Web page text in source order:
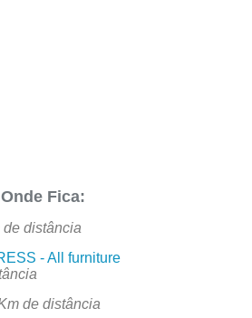
Fica:
de distância
- All furniture
de distância